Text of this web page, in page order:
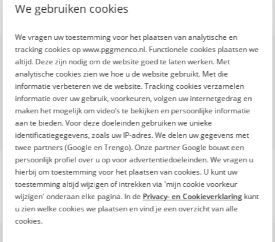
We gebruiken cookies
We vragen uw toestemming voor het plaatsen van analytische en
tracking cookies op www.pggmenco.nl. Functionele cookies plaatsen we
altijd. Deze zijn nodig om de website goed te laten werken. Met
analytische cookies zien we hoe u de website gebruikt. Met die
informatie verbeteren we de website. Tracking cookies verzamelen
informatie over uw gebruik, voorkeuren, volgen uw internetgedrag en
maken het mogelijk om video’s te bekijken en persoonlijke informatie
aan te bieden. Voor deze doeleinden gebruiken we unieke
identificatiegegevens, zoals uw IP-adres. We delen uw gegevens met
twee partners (Google en Trengo). Onze partner Google bouwt een
persoonlijk profiel over u op voor advertentiedoeleinden. We vragen u
hierbij om toestemming voor het plaatsen van cookies. U kunt uw
toestemming altijd wijzigen of intrekken via 'mijn cookie voorkeur
wijzigen' onderaan elke pagina. In de Privacy- en Cookieverklaringkunt
u zien welke cookies we plaatsen en vind je een overzicht van alle
cookies.
De Fitte Top 100 is een
initiatief van